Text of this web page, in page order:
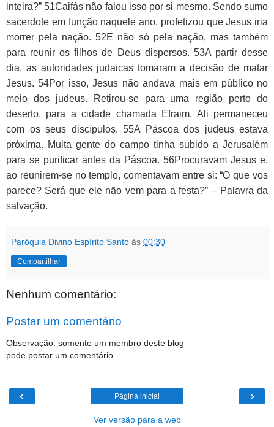
inteira?” 51Caifás não falou isso por si mesmo. Sendo sumo
sacerdote em função naquele ano, profetizou que Jesus iria
morrer pela nação. 52E não só pela nação, mas também
para reunir os filhos de Deus dispersos. 53A partir desse
dia, as autoridades judaicas tomaram a decisão de matar
Jesus. 54Por isso, Jesus não andava mais em público no
meio dos judeus. Retirou-se para uma região perto do
deserto, para a cidade chamada Efraim. Ali permaneceu
com os seus discípulos. 55A Páscoa dos judeus estava
próxima. Muita gente do campo tinha subido a Jerusalém
para se purificar antes da Páscoa. 56Procuravam Jesus e,
ao reunirem-se no templo, comentavam entre si: “O que vos
parece? Será que ele não vem para a festa?” – Palavra da
salvação.
Paróquia Divino Espírito Santo às 00:30
Compartilhar
Nenhum comentário:
Postar um comentário
Observação: somente um membro deste blog
pode postar um comentário.
‹ ›
Página inicial
Ver versão para a web